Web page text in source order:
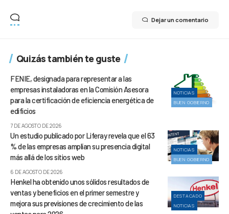
Dejar un comentario
Quizás también te guste
NOTICIAS
BUEN GOBIERNO
FENIE, designada para representar a las
empresas instaladoras en la Comisión Asesora
para la certificación de eficiencia energética de
edificios
7 DE AGOSTO DE 2026
NOTICIAS
BUEN GOBIERNO
Un estudio publicado por Liferay revela que el 63
% de las empresas amplían su presencia digital
más allá de los sitios web
6 DE AGOSTO DE 2026
DESTACADO
NOTICIAS
Henkel ha obtenido unos sólidos resultados de
ventas y beneficios en el primer semestre y
mejora sus previsiones de crecimiento de las